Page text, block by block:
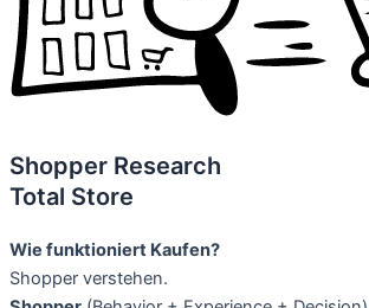
Shopper Research
Total Store
Wie funktioniert Kaufen?
Shopper verstehen.